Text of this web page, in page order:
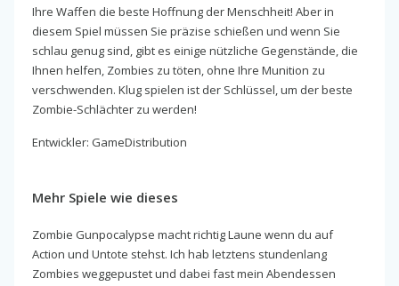
Ihre Waffen die beste Hoffnung der Menschheit! Aber in
diesem Spiel müssen Sie präzise schießen und wenn Sie
schlau genug sind, gibt es einige nützliche Gegenstände, die
Ihnen helfen, Zombies zu töten, ohne Ihre Munition zu
verschwenden. Klug spielen ist der Schlüssel, um der beste
Zombie-Schlächter zu werden!
Entwickler: GameDistribution
Mehr Spiele wie dieses
Zombie Gunpocalypse macht richtig Laune wenn du auf
Action und Untote stehst. Ich hab letztens stundenlang
Zombies weggepustet und dabei fast mein Abendessen